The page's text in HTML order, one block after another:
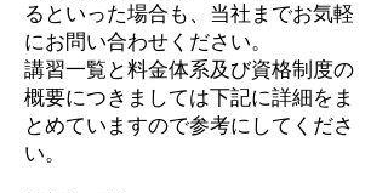
るといった場合も、当社までお気軽
にお問い合わせください。
講習一覧と料金体系及び資格制度の
概要につきましては下記に詳細をま
とめていますので参考にしてくださ
い。